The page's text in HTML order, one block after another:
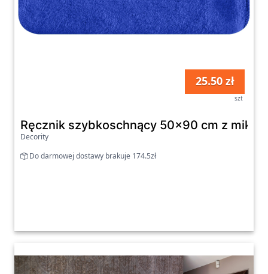
25.50 zł
szt
Ręcznik szybkoschnący 50x90 cm z
Decority
Do darmowej dostawy brakuje 174.5zł